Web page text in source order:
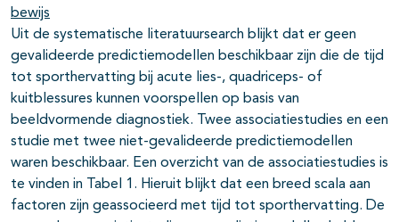
bewijs
Uit de systematische literatuursearch blijkt dat er geen
gevalideerde predictiemodellen beschikbaar zijn die de tijd
tot sporthervatting bij acute lies-, quadriceps- of
kuitblessures kunnen voorspellen op basis van
beeldvormende diagnostiek. Twee associatiestudies en een
studie met twee niet-gevalideerde predictiemodellen
waren beschikbaar. Een overzicht van de associatiestudies is
te vinden in Tabel 1. Hieruit blijkt dat een breed scala aan
factoren zijn geassocieerd met tijd tot sporthervatting. De